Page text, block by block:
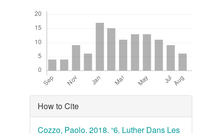
Article
Details
How to Cite
Cozzo, Paolo. 2018. “6. Luther Dans Les